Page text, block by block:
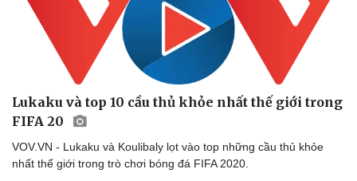
Du lịch
Tư vấn
Săn Tour
Câu chuyện thời sự
Đọc truyện đêm khuya
Lukaku và top 10 cầu thủ khỏe nhất thế giới trong
FIFA 20
VOV.VN - Lukaku và Koulibaly lọt vào top những cầu thủ khỏe
nhất thế giới trong trò chơi bóng đá FIFA 2020.